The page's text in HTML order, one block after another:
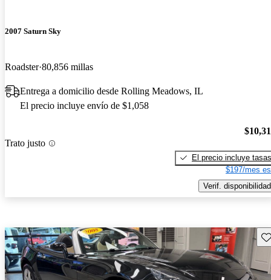
2007 Saturn Sky
Roadster 80,856 millas
Entrega a domicilio desde Rolling Meadows, IL
El precio incluye envío de $1,058
Trato justo
El precio incluye tasas
$197/mes
Verif. disponibilidad